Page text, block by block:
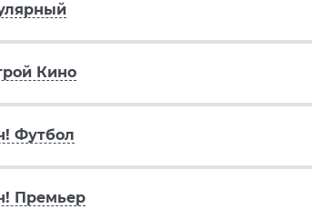
Кино
Футбол
Премьер